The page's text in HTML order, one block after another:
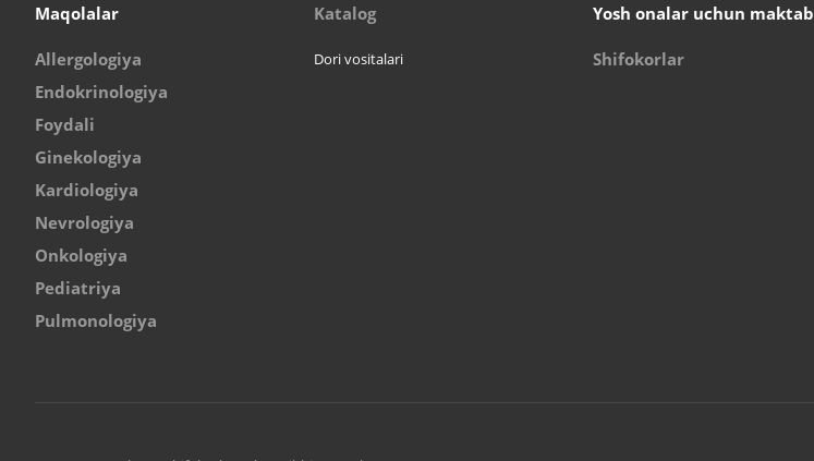
Maqolalar
Allergologiya
Endokrinologiya
Foydali
Ginekologiya
Kardiologiya
Nevrologiya
Onkologiya
Pediatriya
Pulmonologiya
Katalog
Dori vositalari
Yosh onalar uchun maktab
Shifokorlar